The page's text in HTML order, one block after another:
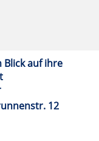
Blick auf ihre
12